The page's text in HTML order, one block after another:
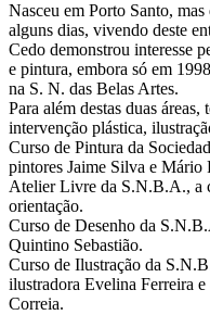
Nasceu em Porto Santo,
alguns dias, vivendo deste
Cedo demonstrou interesse
e pintura, embora só em
na S. N. das Belas Artes.
Para além destas duas
intervenção plástica,
Curso de Pintura da
pintores Jaime Silva e Mário
Atelier Livre da S.N.B.A., a
orientação.
Curso de Desenho da
Quintino Sebastião.
Curso de Ilustração da
ilustradora Evelina Ferreira
Correia.